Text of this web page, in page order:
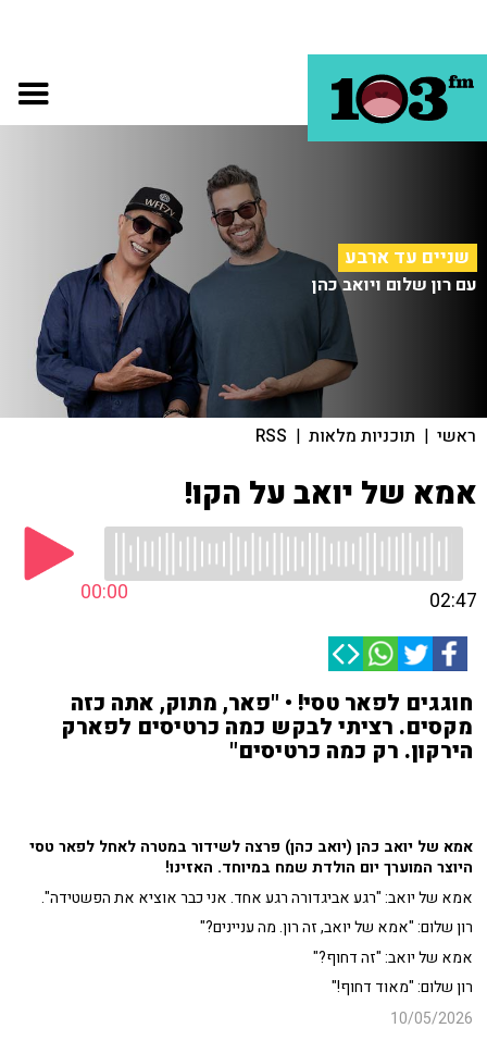
שניים עד ארבע
עם רון שלום ויואב כהן
ראשי | תוכניות מלאות |
RSS
אמא של יואב על הקו!
00:00 02:47
חוגגים לפאר טסי! • "פאר, מתוק, אתה כזה
מקסים. רציתי לבקש כמה כרטיסים לפארק
הירקון. רק כמה כרטיסים"
אמא של יואב כהן (יואב כהן) פרצה לשידור במטרה לאחל לפאר טסי
היוצר המוערך יום הולדת שמח במיוחד. האזינו!
אמא של יואב: "רגע אביגדורה רגע אחד. אני כבר אוציא את הפשטידה".
רון שלום: "אמא של יואב, זה רון. מה עניינים?"
אמא של יואב: "זה דחוף?"
רון שלום: "מאוד דחוף!"
10/05/2026